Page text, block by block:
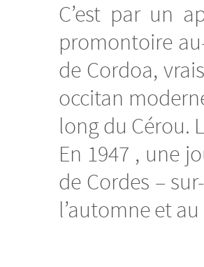
C’est par un
promontoire
de Cordoa,
occitan
long du Cérou.
En 1947 , une
de Cordes –
l’automne et